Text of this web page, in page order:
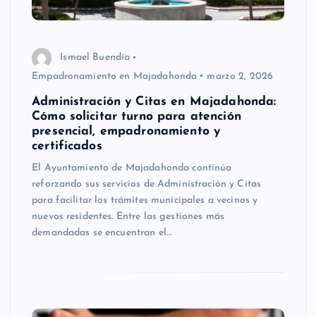
Ismael Buendía
Empadronamiento en Majadahonda
marzo 2, 2026
Administración y Citas en Majadahonda:
Cómo solicitar turno para atención
presencial, empadronamiento y
certificados
El Ayuntamiento de Majadahonda continúa
reforzando sus servicios de Administración y Citas
para facilitar los trámites municipales a vecinos y
nuevos residentes. Entre las gestiones más
demandadas se encuentran el…